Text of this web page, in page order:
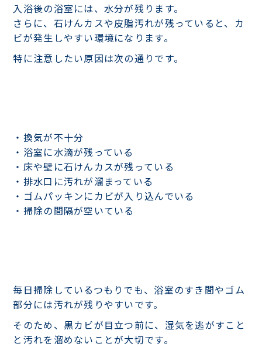
入浴後の浴室には、水分が残ります。
さらに、石けんカスや皮脂汚れが残っていると、カ
ビが発生しやすい環境になります。
特に注意したい原因は次の通りです。
・換気が不十分
・浴室に水滴が残っている
・床や壁に石けんカスが残っている
・排水口に汚れが溜まっている
・ゴムパッキンにカビが入り込んでいる
・掃除の間隔が空いている
毎日掃除しているつもりでも、浴室のすき間やゴム
部分には汚れが残りやすいです。
そのため、黒カビが目立つ前に、湿気を逃がすこと
と汚れを溜めないことが大切です。